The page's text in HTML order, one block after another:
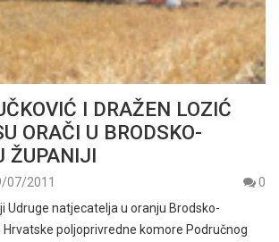
I DRAŽEN LOZIĆ
ORAČI U BRODSKO-
ŽUPANIJI
07/2011
0
Udruge natjecatelja u oranju Brodsko-
Hrvatske poljoprivredne komore Područnog